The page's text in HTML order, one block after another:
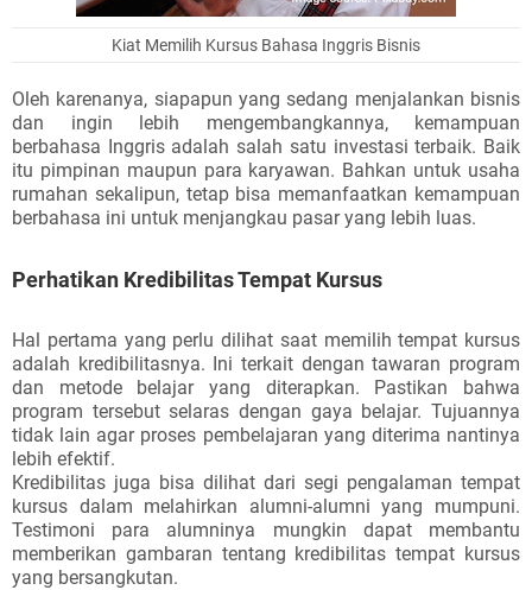
Kiat Memilih Kursus Bahasa Inggris Bisnis
Oleh karenanya, siapapun yang sedang menjalankan bisnis
dan ingin lebih mengembangkannya, kemampuan
berbahasa Inggris adalah salah satu investasi terbaik. Baik
itu pimpinan maupun para karyawan. Bahkan untuk usaha
rumahan sekalipun, tetap bisa memanfaatkan kemampuan
berbahasa ini untuk menjangkau pasar yang lebih luas.
Perhatikan Kredibilitas Tempat Kursus
Hal pertama yang perlu dilihat saat memilih tempat kursus
adalah kredibilitasnya. Ini terkait dengan tawaran program
dan metode belajar yang diterapkan. Pastikan bahwa
program tersebut selaras dengan gaya belajar. Tujuannya
tidak lain agar proses pembelajaran yang diterima nantinya
lebih efektif.
Kredibilitas juga bisa dilihat dari segi pengalaman tempat
kursus dalam melahirkan alumni-alumni yang mumpuni.
Testimoni para alumninya mungkin dapat membantu
memberikan gambaran tentang kredibilitas tempat kursus
yang bersangkutan.